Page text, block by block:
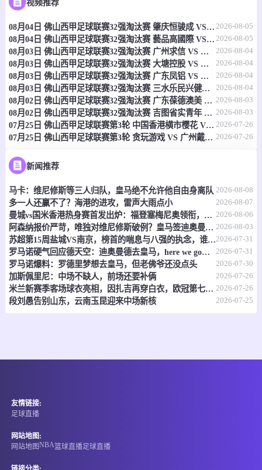
CA巴托洛梅米特雷
情报
阿根业余锦 08-09 02:30
布拉瓦海岸 0 - 0 罗森
情报
球会友谊 08-09 02:30 直播中
赫尔曼斯
情报
球会友谊 08-09 02:30 直播中
皇家贝蒂斯 0 - 0 伯恩茅斯
情报
球会友谊 08-09 02:30
当贝尼托
视频推荐
08月04日 佛山西甲足球联赛32强淘汰赛 肇庆恒骏成 VS 三七互娱 全场录像 2026-08-05
08月04日 佛山西甲足球联赛32强淘汰赛 藝品高國際 VS 湛江狂狼·粵辉能源 全场录像 2026-08-05
08月03日 佛山西甲足球联赛32强淘汰赛 广州求信 VS 顺德新青年 全场录像 2026-08-04
08月03日 佛山西甲足球联赛32强淘汰赛 大塘控股 VS 茂名市点都得 全场录像 2026-08-04
08月03日 佛山西甲足球联赛32强淘汰赛 广东凤铝 VS 湛江八部科技 全场录像 2026-08-04
08月03日 佛山西甲足球联赛32强淘汰赛 三水乐民兴健力宝 VS 中国澳门澳科精英 全场录像 2026-08-04
08月02日 佛山西甲足球联赛32强淘汰赛 广东葆德澳美 VS 白坭兴龙 全场录像 2026-08-03
08月02日 佛山西甲足球联赛32强淘汰赛 吉图省实青年 VS 德兢艾捷斯 全场录像 2026-08-03
07月25日 佛山西甲足球联赛第3轮 中国香港横市樱花 VS 吉图省实青年 全场录像 2026-07-26
07月25日 佛山西甲足球联赛第3轮 贪玩游戏 VS 广州戴拿模 全场录像 2026-07-26
新闻推荐
马卡：维尼修斯等三人归队，皇马绝不允许他自由身离队 2026-08-08
多一人还赢不了？海港的进攻，雷声大雨点小 2026-08-07
曼城vs国米香港热身赛首发出炉：福登塞梅尼奥领衔，迪马尔科巴雷拉在列 2026-08-06
阿森纳报价严苛，唯独对维尼修斯破例？皇马签迪奥曼德，明摆着施压 2026-08-03
苏超第15周盐城VS南京，榜首的喘息与八强的执念，谁先破局？2026-07-31
罗马诺硬气回应德天空：迪奥曼德去皇马，here we go，别吵了！ 2026-07-31
罗马诺爆料：罗德里梦想去皇马，但老佛爷还没点头 2026-07-30
加斯佩里尼：中场不缺人，前场还要补俩 2026-07-26
米兰新赛季客场球衣亮相，因扎吉再穿白衣，欧冠第七冠二十周年纪念 2026-07-26
段刘愚告别山东，云南玉昆迎来中场新核 2026-07-25
友情链接:
足球直播
网站地图:
网站地图NBA篮球直播足球直播